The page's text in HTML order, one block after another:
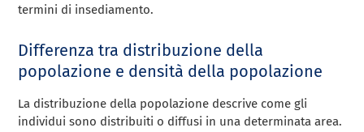
termini di insediamento.
Differenza tra distribuzione della
popolazione e densità della popolazione
La distribuzione della popolazione descrive come gli
individui sono distribuiti o diffusi in una determinata area.